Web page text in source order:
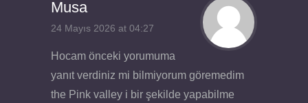
Musa
24 Mayıs 2026 at 04:27
Hocam önceki yorumuma
yanıt verdiniz mi bilmiyorum göremedim
the Pink valley i bir şekilde yapabilme